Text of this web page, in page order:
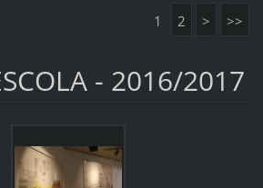
1 2 > >>
- 2016/2017